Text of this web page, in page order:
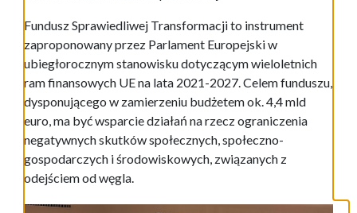
Fundusz Sprawiedliwej Transformacji to instrument
zaproponowany przez Parlament Europejski w
ubiegłorocznym stanowisku dotyczącym wieloletnich
ram finansowych UE na lata 2021-2027. Celem funduszu,
dysponującego w zamierzeniu budżetem ok. 4,4 mld
euro, ma być wsparcie działań na rzecz ograniczenia
negatywnych skutków społecznych, społeczno-
gospodarczych i środowiskowych, związanych z
odejściem od węgla.